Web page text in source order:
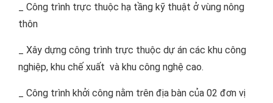
_ Công trình trực thuộc hạ tầng kỹ thuật ở vùng nông
thôn
_ Xây dựng công trình trực thuộc dự án các khu công
nghiệp, khu chế xuất và khu công nghệ cao.
_ Công trình khởi công nằm trên địa bàn của 02 đơn vị